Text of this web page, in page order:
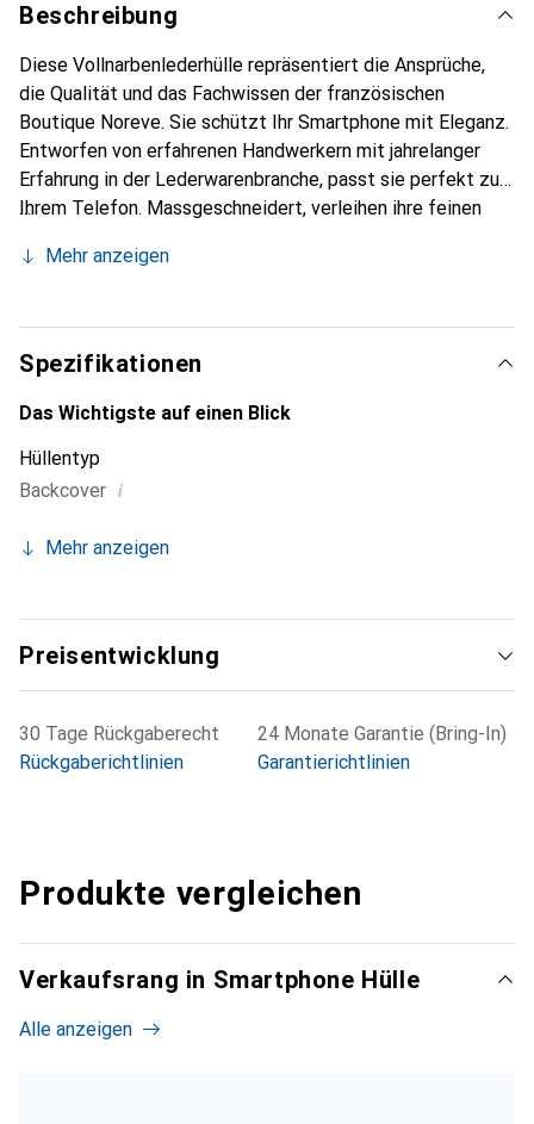
Beschreibung
Diese Vollnarbenlederhülle repräsentiert die Ansprüche,
die Qualität und das Fachwissen der französischen
Boutique Noreve. Sie schützt Ihr Smartphone mit Eleganz.
Entworfen von erfahrenen Handwerkern mit jahrelanger
Erfahrung in der Lederwarenbranche, passt sie perfekt zu
Ihrem Telefon. Massgeschneidert, verleihen ihre feinen
und unverzichtbaren Accessoire für Ihr Smartphone.
die Marke Noreve eine zuverlässige Wahl für eine
anspruchsvolle Kundschaft.
Mehr anzeigen
Spezifikationen
Das Wichtigste auf einen Blick
Hüllentyp
Backcover i
Mehr anzeigen
Preisentwicklung
30 Tage Rückgaberecht
Rückgaberichtlinien
24 Monate Garantie (Bring-In)
Garantierichtlinien
Produkte vergleichen
Verkaufsrang in Smartphone Hülle
Alle anzeigen